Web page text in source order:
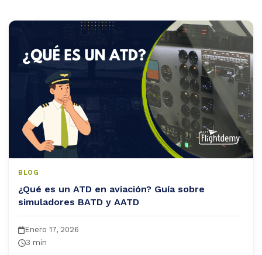
BLOG
¿Qué es un ATD en aviación? Guía sobre
simuladores BATD y AATD
Enero 17, 2026
3 min